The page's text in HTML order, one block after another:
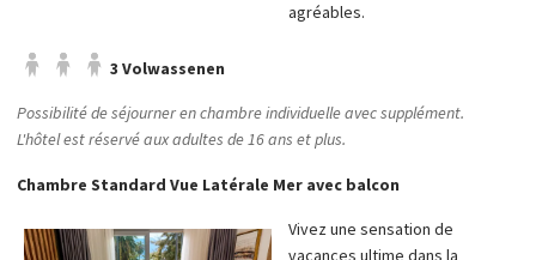
agréables.
3 Volwassenen
Possibilité de séjourner en chambre individuelle avec supplément.
L'hôtel est réservé aux adultes de 16 ans et plus.
Chambre Standard Vue Latérale Mer avec balcon
Vivez une sensation de
vacances ultime dans la